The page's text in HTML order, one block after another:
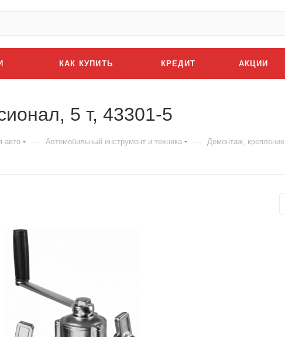
КАК КУПИТЬ КРЕДИТ АКЦИИ
5 т, 43301-5
авто — Автомобильный инструмент и техника — Демонтаж, крепление